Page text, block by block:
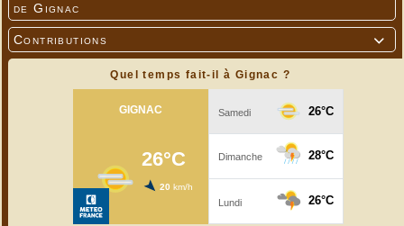
de Gignac

Contributions
Quel temps fait-il à Gignac ?